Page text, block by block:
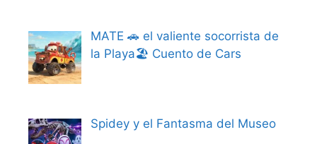
MATE 🚗 el valiente socorrista de
la Playa🏖️ Cuento de Cars
Spidey y el Fantasma del Museo